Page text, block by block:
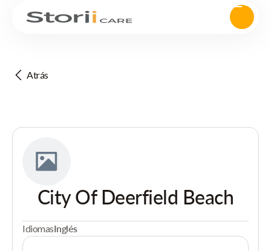
Atrás
City Of Deerfield Beach
IdiomasInglés